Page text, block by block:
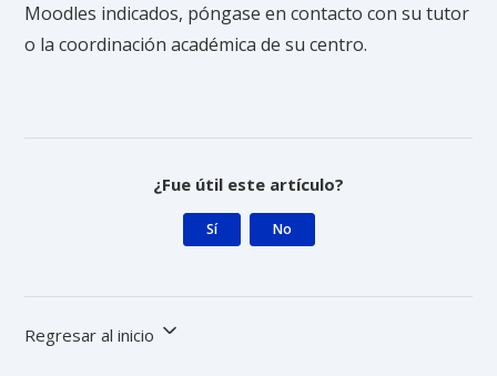
Moodles indicados, póngase en contacto con su tutor
o la coordinación académica de su centro.
¿Fue útil este artículo?
Sí No
Regresar al inicio